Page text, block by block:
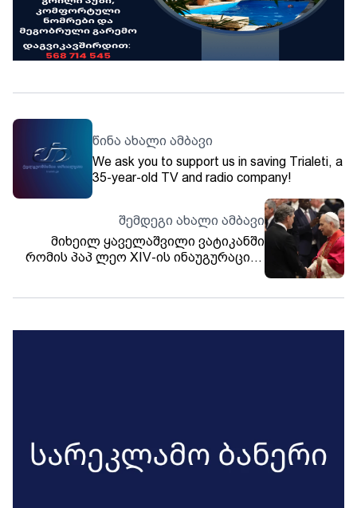
წინა ახალი ამბავი
We ask you to support us in saving Trialeti, a
35-year-old TV and radio company!
შემდეგი ახალი ამბავი
მიხეილ ყაველაშვილი ვატიკანში
რომის პაპ ლეო XIV-ის ინაუგურაციის